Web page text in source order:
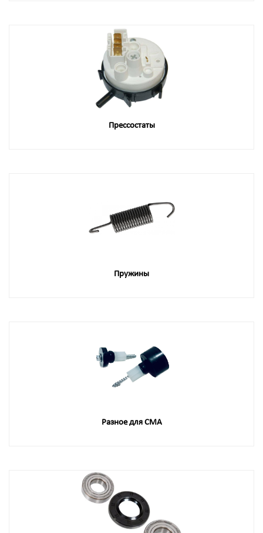
Прессостаты
Пружины
Разное для СМА